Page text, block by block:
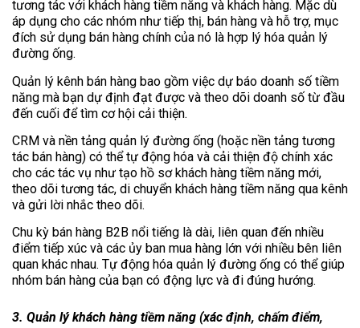
tương tác với khách hàng tiềm năng và khách hàng. Mặc dù
áp dụng cho các nhóm như tiếp thị, bán hàng và hỗ trợ, mục
đích sử dụng bán hàng chính của nó là hợp lý hóa quản lý
đường ống.
Quản lý kênh bán hàng bao gồm việc dự báo doanh số tiềm
năng mà bạn dự định đạt được và theo dõi doanh số từ đầu
đến cuối để tìm cơ hội cải thiện.
CRM và nền tảng quản lý đường ống (hoặc nền tảng tương
tác bán hàng) có thể tự động hóa và cải thiện độ chính xác
cho các tác vụ như tạo hồ sơ khách hàng tiềm năng mới,
theo dõi tương tác, di chuyển khách hàng tiềm năng qua kênh
và gửi lời nhắc theo dõi.
Chu kỳ bán hàng B2B nổi tiếng là dài, liên quan đến nhiều
điểm tiếp xúc và các ủy ban mua hàng lớn với nhiều bên liên
quan khác nhau. Tự động hóa quản lý đường ống có thể giúp
nhóm bán hàng của bạn có động lực và đi đúng hướng.
3. Quản lý khách hàng tiềm năng (xác định, chấm điểm,